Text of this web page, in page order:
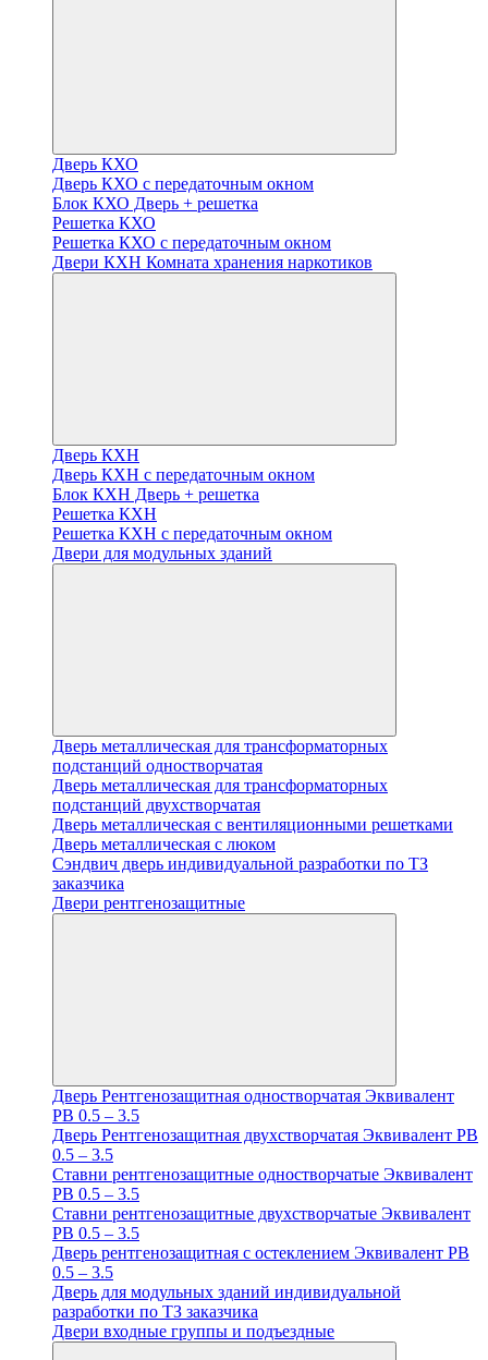
Дверь КХО
Дверь КХО с передаточным окном
Блок КХО Дверь + решетка
Решетка КХО
Решетка КХО с передаточным окном
Двери КХН Комната хранения наркотиков
Дверь КХН
Дверь КХН с передаточным окном
Блок КХН Дверь + решетка
Решетка КХН
Решетка КХН с передаточным окном
Двери для модульных зданий
Дверь металлическая для трансформаторных
подстанций одностворчатая
Дверь металлическая для трансформаторных
подстанций двухстворчатая
Дверь металлическая с вентиляционными решетками
Дверь металлическая с люком
Cэндвич дверь индивидуальной разработки по ТЗ
заказчика
Двери рентгенозащитные
Дверь Рентгенозащитная одностворчатая Эквивалент
PB 0.5 – 3.5
Дверь Рентгенозащитная двухстворчатая Эквивалент PB
0.5 – 3.5
Ставни рентгенозащитные одностворчатые Эквивалент
PB 0.5 – 3.5
Ставни рентгенозащитные двухстворчатые Эквивалент
PB 0.5 – 3.5
Дверь рентгенозащитная с остеклением Эквивалент PB
0.5 – 3.5
Дверь для модульных зданий индивидуальной
разработки по ТЗ заказчика
Двери входные группы и подъездные